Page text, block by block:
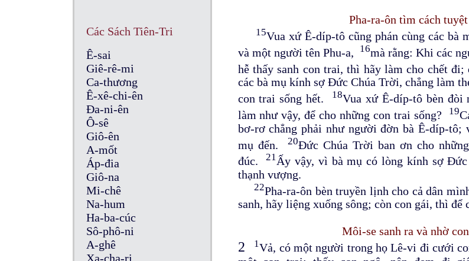
Các Sách Tiên-Tri
Ê-sai
Giê-rê-mi
Ca-thương
Ê-xê-chi-ên
Đa-ni-ên
Ô-sê
Giô-ên
A-mốt
Áp-đia
Giô-na
Mi-chê
Na-hum
Ha-ba-cúc
Sô-phô-ni
A-ghê
Xa-cha-ri
Pha-ra-ôn tìm cách
15Vua xứ Ê-díp-tô cũng phán cùng các bà
và một người tên Phu-a,
16mà rằng: Khi các
hễ thấy sanh con trai, thì hãy làm cho chết
các bà mụ kính sợ Đức Chúa Trời, chẳng làm
con trai sống hết.
18Vua xứ Ê-díp-tô bèn đòi
làm như vậy, để cho những con trai sống?
19
bơ-rơ chẳng phải như người đờn bà Ê-díp-tô;
mụ đến.
20Đức Chúa Trời ban ơn cho
đúc.21Ấy vậy, vì bà mụ có lòng kính sợ
thạnh vượng.
22Pha-ra-ôn bèn truyền lịnh cho cả dân
sanh, hãy liệng xuống sông; còn con gái, thì để
Môi-se sanh ra và nhờ
2 1Vả, có một người trong họ Lê-vi đi cưới